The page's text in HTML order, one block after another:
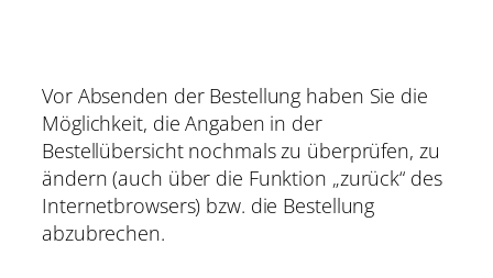
Vor Absenden der Bestellung haben Sie die
Möglichkeit, die Angaben in der
Bestellübersicht nochmals zu überprüfen, zu
ändern (auch über die Funktion „zurück“ des
Internetbrowsers) bzw. die Bestellung
abzubrechen.